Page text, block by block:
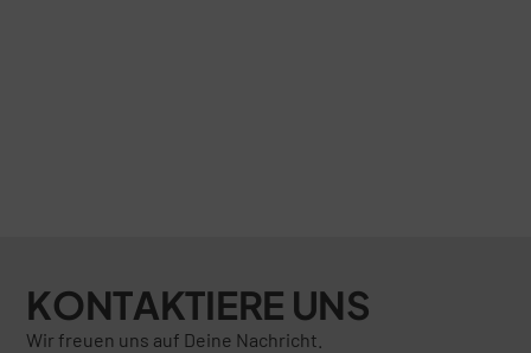
KONTAKTIERE UNS
Wir freuen uns auf Deine Nachricht.